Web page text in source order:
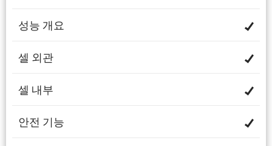
성능 개요
셀 외관
셀 내부
안전 기능